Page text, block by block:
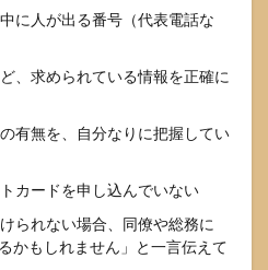
に人が出る番号（代表電話な
、求められている情報を正確に
有無を、自分なりに把握してい
カードを申し込んでいない
られない場合、同僚や総務に
かもしれません」と一言伝えて